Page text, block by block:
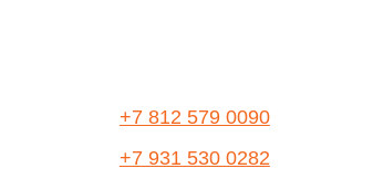
+7 812 579 0090
+7 931 530 0282